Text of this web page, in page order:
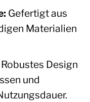
Gefertigt aus
Materialien
Robustes Design
und